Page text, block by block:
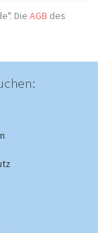
Die AGB des